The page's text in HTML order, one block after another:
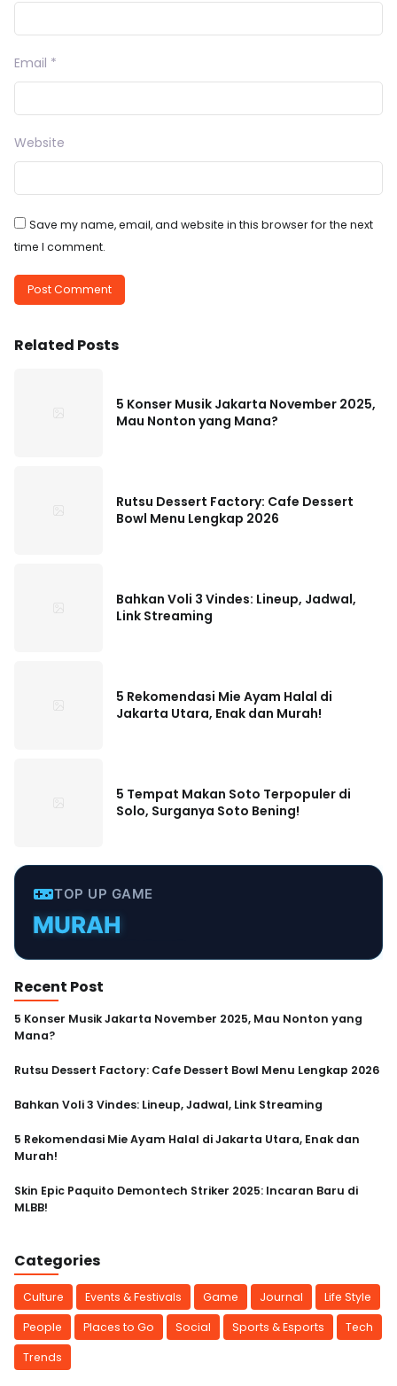
Email *
Website
Save my name, email, and website in this browser for the next
time I comment.
Related Posts
5 Konser Musik Jakarta November 2025,
Mau Nonton yang Mana?
Rutsu Dessert Factory: Cafe Dessert
Bowl Menu Lengkap 2026
Bahkan Voli 3 Vindes: Lineup, Jadwal,
Link Streaming
5 Rekomendasi Mie Ayam Halal di
Jakarta Utara, Enak dan Murah!
5 Tempat Makan Soto Terpopuler di
Solo, Surganya Soto Bening!
TOP UP GAME
MURAH
TERPERCAYA
INSTANT
CEPAT
Recent Post
5 Konser Musik Jakarta November 2025, Mau Nonton yang
Mana?
Rutsu Dessert Factory: Cafe Dessert Bowl Menu Lengkap 2026
Bahkan Voli 3 Vindes: Lineup, Jadwal, Link Streaming
5 Rekomendasi Mie Ayam Halal di Jakarta Utara, Enak dan
Murah!
Skin Epic Paquito Demontech Striker 2025: Incaran Baru di
MLBB!
Categories
Culture Events & Festivals Game Journal
Life Style
People
Places to Go Social Sports & Esports
Tech
Trends